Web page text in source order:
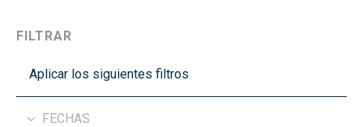
FILTRAR
Aplicar los siguientes filtros
FECHAS